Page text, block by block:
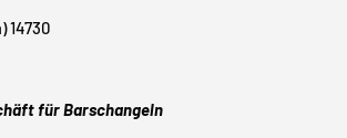
14730
für Barschangeln